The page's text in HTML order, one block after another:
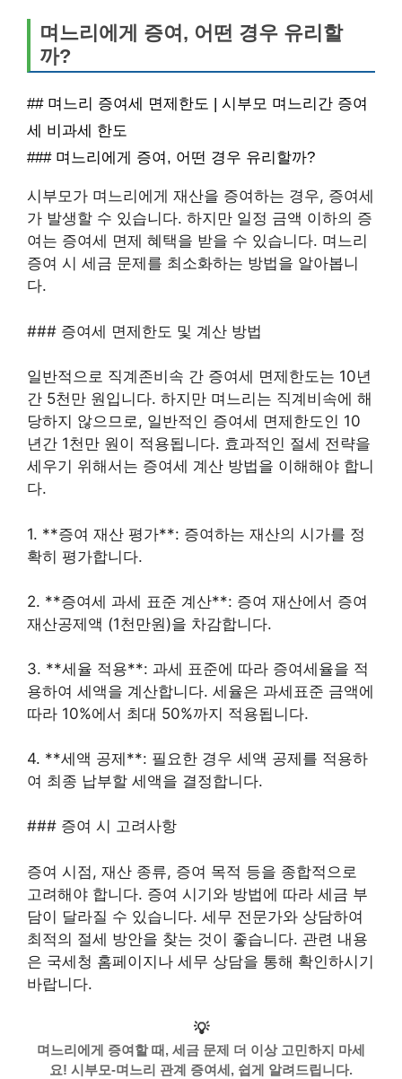
며느리에게 증여, 어떤 경우 유리할
까?
## 며느리 증여세 면제한도 | 시부모 며느리간 증여
세 비과세 한도
### 며느리에게 증여, 어떤 경우 유리할까?
시부모가 며느리에게 재산을 증여하는 경우, 증여세
가 발생할 수 있습니다. 하지만 일정 금액 이하의 증
여는 증여세 면제 혜택을 받을 수 있습니다. 며느리
증여 시 세금 문제를 최소화하는 방법을 알아봅니
다.
### 증여세 면제한도 및 계산 방법
일반적으로 직계존비속 간 증여세 면제한도는 10년
간 5천만 원입니다. 하지만 며느리는 직계비속에 해
당하지 않으므로, 일반적인 증여세 면제한도인 10
년간 1천만 원이 적용됩니다. 효과적인 절세 전략을
세우기 위해서는 증여세 계산 방법을 이해해야 합니
다.
1. **증여 재산 평가**: 증여하는 재산의 시가를 정
확히 평가합니다.
2. **증여세 과세 표준 계산**: 증여 재산에서 증여
재산공제액 (1천만원)을 차감합니다.
3. **세율 적용**: 과세 표준에 따라 증여세율을 적
용하여 세액을 계산합니다. 세율은 과세표준 금액에
따라 10%에서 최대 50%까지 적용됩니다.
4. **세액 공제**: 필요한 경우 세액 공제를 적용하
여 최종 납부할 세액을 결정합니다.
### 증여 시 고려사항
증여 시점, 재산 종류, 증여 목적 등을 종합적으로
고려해야 합니다. 증여 시기와 방법에 따라 세금 부
담이 달라질 수 있습니다. 세무 전문가와 상담하여
최적의 절세 방안을 찾는 것이 좋습니다. 관련 내용
은 국세청 홈페이지나 세무 상담을 통해 확인하시기
바랍니다.
💡
며느리에게 증여할 때, 세금 문제 더 이상 고민하지 마세
요! 시부모-며느리 관계 증여세, 쉽게 알려드립니다.